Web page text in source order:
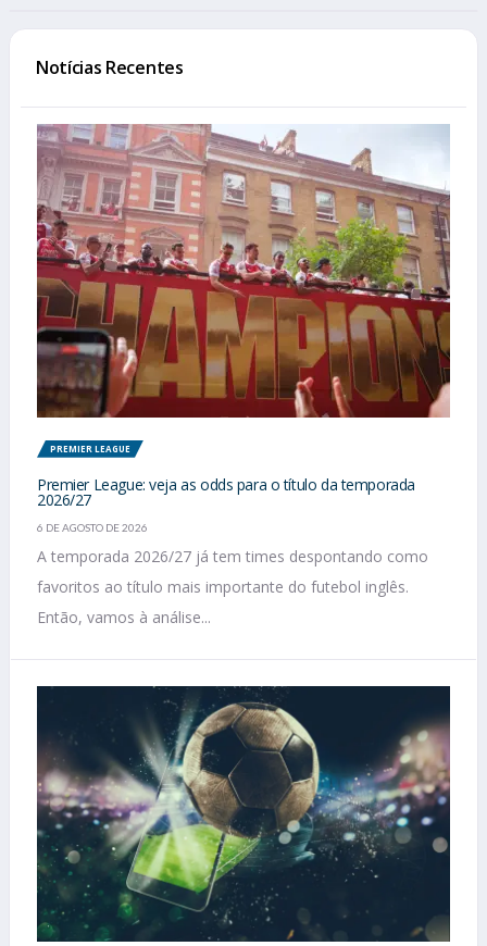
Notícias Recentes
PREMIER LEAGUE
Premier League: veja as odds para o título da temporada
2026/27
6 DE AGOSTO DE 2026
A temporada 2026/27 já tem times despontando como
favoritos ao título mais importante do futebol inglês.
Então, vamos à análise...